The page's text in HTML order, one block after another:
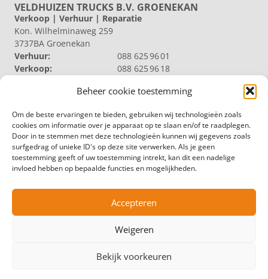
Beheer cookie toestemming
Om de beste ervaringen te bieden, gebruiken wij technologieën zoals
cookies om informatie over je apparaat op te slaan en/of te raadplegen.
Door in te stemmen met deze technologieën kunnen wij gegevens zoals
surfgedrag of unieke ID's op deze site verwerken. Als je geen
toestemming geeft of uw toestemming intrekt, kan dit een nadelige
invloed hebben op bepaalde functies en mogelijkheden.
Accepteren
Weigeren
Bekijk voorkeuren
VELDHUIZEN TRUCKS B.V. GROENEKAN
Verkoop | Verhuur | Reparatie
Kon. Wilhelminaweg 259
3737BA Groenekan
Verhuur:
088 625 96 01
Verkoop:
088 625 96 18
088 625 96 00
Productie | Magazijn
Nieuw Loosdrechtsedijk 40
1231 KZ Loosdrecht
Magazijn:
088 625 96 60
Algemeen:
088 625 96 00
VELDHUIZEN TRUCKS B.V. ZWOLLE
Productie
8028 PL Zwolle
088 625 96 00
© Copyright – Veldhuizen Trucks